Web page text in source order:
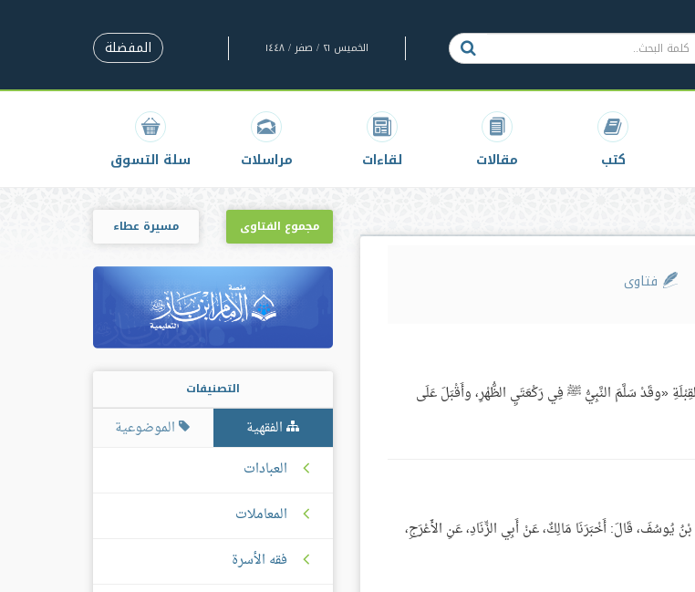
الخميس ٢١ / صفر / ١٤٤٨ المفضلة
كتب مقالات لقاءات مراسلات سلة التسوق
فتاوى
«وقَدْ سَلَّمَ النَّبِيُّ ﷺ فِي رَكْعَتَيِ الظُّهْرِ، وأَقْبَلَ عَلَى
الصَّلاَةِ، وذِكْرِ القِبْلَةِ 418 - حَدَّثَنَا عَبْدُاللَّهِ بْنُ يُوسُفَ، قَالَ: أَخْبَرَنَا مَالِكٌ، عَنْ أَبِي الزِّنَادِ، عَنِ الأَعْرَجِ،
مجموع الفتاوى مسيرة عطاء
التصنيفات
الفقهية
الموضوعية
العبادات
المعاملات
فقه الأسرة